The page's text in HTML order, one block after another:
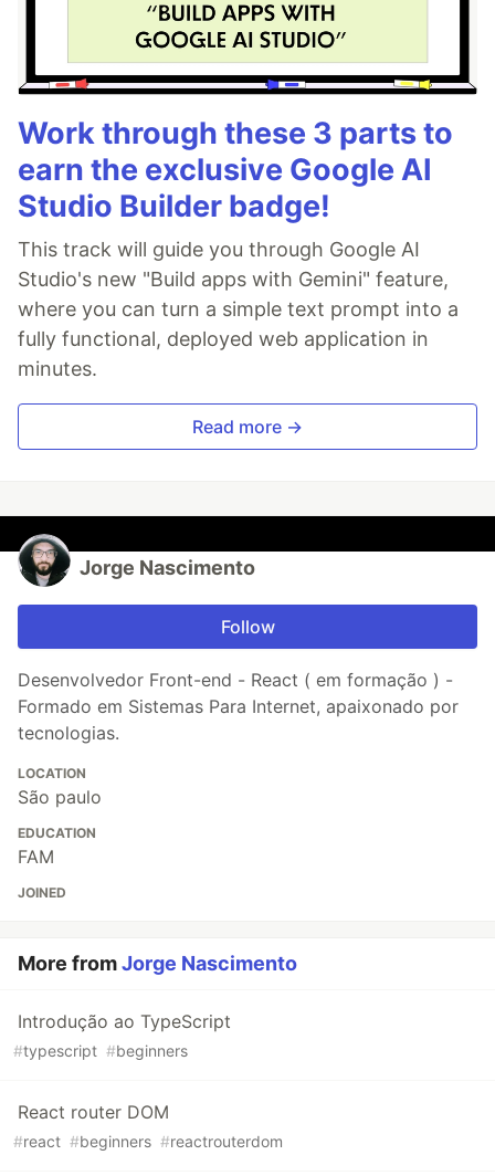
Work through these 3 parts to
earn the exclusive Google AI
Studio Builder badge!
This track will guide you through Google AI
Studio's new "Build apps with Gemini" feature,
where you can turn a simple text prompt into a
fully functional, deployed web application in
minutes.
Read more →
Jorge Nascimento
Follow
Desenvolvedor Front-end - React ( em formação ) -
Formado em Sistemas Para Internet, apaixonado por
tecnologias.
LOCATION
São paulo
EDUCATION
FAM
JOINED
More fromJorge Nascimento
Introdução ao TypeScript
#typescript #beginners
React router DOM
#react #beginners #reactrouterdom